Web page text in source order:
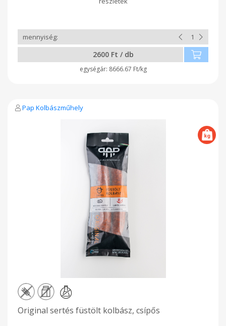
2600 Ft / db
8666.67 Ft/kg
Pap Kolbászműhely
Original sertés füstölt kolbász, csípős